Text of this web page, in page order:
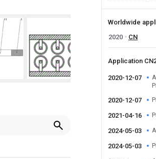
Worldwide
2020
CN
Application
2020-12-07
2020-12-07
2021-04-16
2024-05-03
2024-05-03